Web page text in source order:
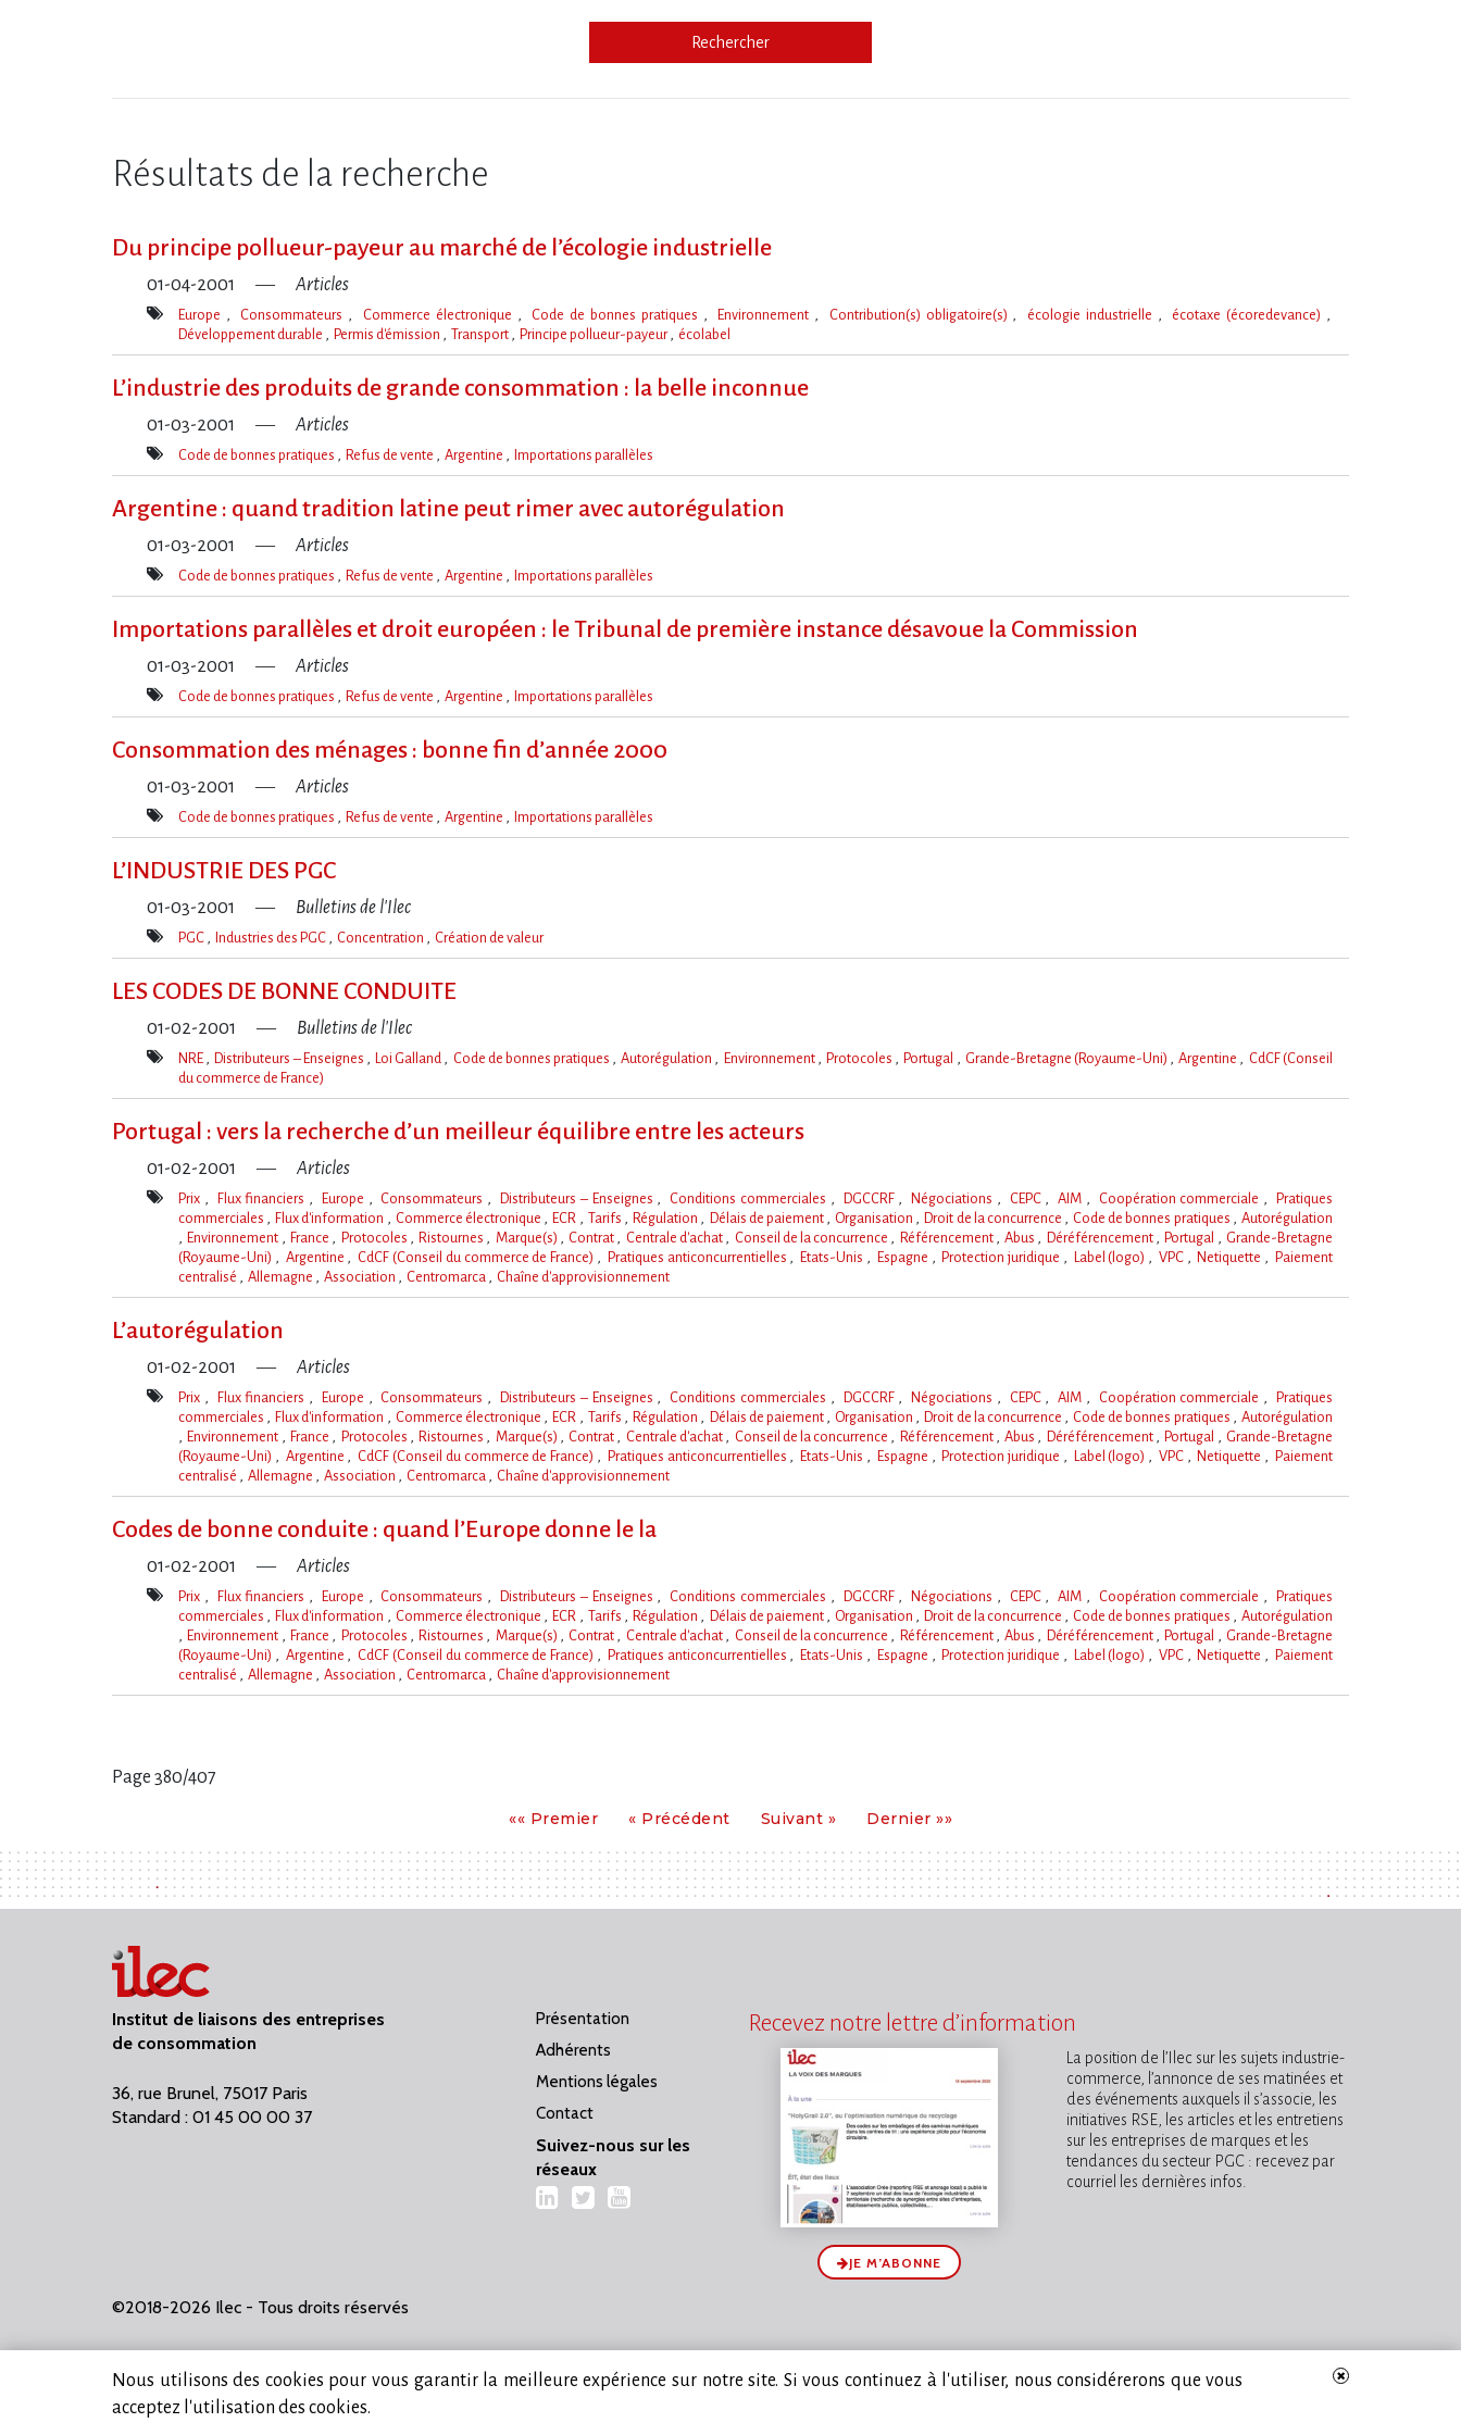
Rechercher
Résultats de la recherche
Du principe pollueur-payeur au marché de l’écologie industrielle
01-04-2001 Articles
Mot(s)-
Europe Consommateurs Commerce électronique Code de bonnes pratiques Environnement Contribution(s) obligatoire(s) écologie industrielle
écotaxe (écoredevance)
Développement durable
Permis d'émission Transport Principe pollueur-payeur écolabel
L’industrie des produits de grande consommation : la belle inconnue
01-03-2001 Articles
Mot(s)-
Code de bonnes pratiques Refus de vente Argentine Importations parallèles
Argentine : quand tradition latine peut rimer avec autorégulation
01-03-2001 Articles
Mot(s)-
Code de bonnes pratiques Refus de vente Argentine Importations parallèles
Importations parallèles et droit européen : le Tribunal de première instance désavoue la Commission
01-03-2001 Articles
Mot(s)-
Code de bonnes pratiques Refus de vente Argentine Importations parallèles
Consommation des ménages : bonne fin d’année 2000
01-03-2001 Articles
Mot(s)-
Code de bonnes pratiques Refus de vente Argentine Importations parallèles
L’INDUSTRIE DES PGC
01-03-2001 Bulletins de l'Ilec
Mot(s)-
PGC Industries des PGC Concentration Création de valeur
LES CODES DE BONNE CONDUITE
01-02-2001 Bulletins de l'Ilec
Mot(s)-
NRE Distributeurs – Enseignes Loi Galland Code de bonnes pratiques Autorégulation Environnement Protocoles Portugal Grande-Bretagne (Royaume-Uni) Argentine
CdCF (Conseil
du commerce de France)
Portugal : vers la recherche d’un meilleur équilibre entre les acteurs
01-02-2001 Articles
Mot(s)-
Prix Flux financiers Europe Consommateurs Distributeurs – Enseignes Conditions commerciales DGCCRF Négociations CEPC AIM Coopération commerciale
Pratiques
commerciales
Flux d'information Commerce électronique ECR Tarifs Régulation Délais de paiement Organisation Droit de la concurrence Code de bonnes pratiques
Autorégulation
Environnement
France Protocoles Ristournes Marque(s) Contrat Centrale d'achat Conseil de la concurrence Référencement Abus Déréférencement Portugal
Grande-Bretagne
(Royaume-Uni)
Argentine CdCF (Conseil du commerce de France) Pratiques anticoncurrentielles Etats-Unis Espagne Protection juridique Label (logo) VPC Netiquette
Paiement
centralisé
Allemagne Association Centromarca Chaîne d'approvisionnement
L’autorégulation
01-02-2001 Articles
Mot(s)-
Prix Flux financiers Europe Consommateurs Distributeurs – Enseignes Conditions commerciales DGCCRF Négociations CEPC AIM Coopération commerciale
Pratiques
commerciales
Flux d'information Commerce électronique ECR Tarifs Régulation Délais de paiement Organisation Droit de la concurrence Code de bonnes pratiques
Autorégulation
Environnement
France Protocoles Ristournes Marque(s) Contrat Centrale d'achat Conseil de la concurrence Référencement Abus Déréférencement Portugal
Grande-Bretagne
(Royaume-Uni)
Argentine CdCF (Conseil du commerce de France) Pratiques anticoncurrentielles Etats-Unis Espagne Protection juridique Label (logo) VPC Netiquette
Paiement
centralisé
Allemagne Association Centromarca Chaîne d'approvisionnement
Codes de bonne conduite : quand l’Europe donne le la
01-02-2001 Articles
Mot(s)-
Prix Flux financiers Europe Consommateurs Distributeurs – Enseignes Conditions commerciales DGCCRF Négociations CEPC AIM Coopération commerciale
Pratiques
commerciales
Flux d'information Commerce électronique ECR Tarifs Régulation Délais de paiement Organisation Droit de la concurrence Code de bonnes pratiques
Autorégulation
Environnement
France Protocoles Ristournes Marque(s) Contrat Centrale d'achat Conseil de la concurrence Référencement Abus Déréférencement Portugal
Grande-Bretagne
(Royaume-Uni)
Argentine CdCF (Conseil du commerce de France) Pratiques anticoncurrentielles Etats-Unis Espagne Protection juridique Label (logo) VPC Netiquette
Paiement
centralisé
Allemagne Association Centromarca Chaîne d'approvisionnement
Page 380/407
«« PremierPremier
« PrécédentPrécédent
Suivant
Suivant » Dernier
Dernier »»
Institut de liaisons des entreprises
de consommation
36, rue Brunel, 75017 Paris
Standard : 01 45 00 00 37
Présentation
Adhérents
Mentions légales
Contact
Suivez-nous sur les
réseaux
LinkedIn
TwitterYouTube
Recevez notre lettre d’information
JE M’ABONNE
La position de l’Ilec sur les sujets industrie-
commerce, l’annonce de ses matinées et
des événements auxquels il s’associe, les
initiatives RSE, les articles et les entretiens
sur les entreprises de marques et les
tendances du secteur PGC : recevez par
courriel les dernières infos.
©2018-2026 Ilec - Tous droits réservés
Nous utilisons des cookies pour vous garantir la meilleure expérience sur notre site. Si vous continuez à l'utiliser, nous considérerons que vous
acceptez l'utilisation des cookies.